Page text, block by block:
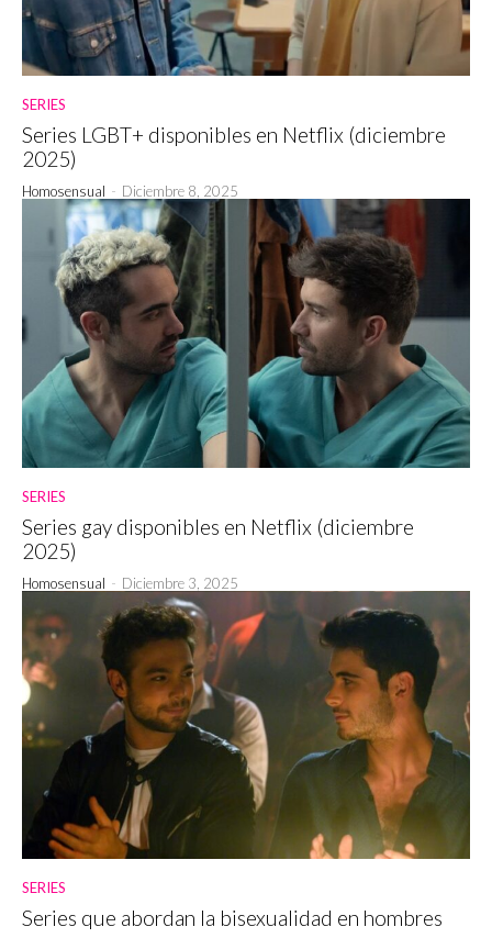
SERIES
Series LGBT+ disponibles en Netflix (diciembre
2025)
Homosensual - Diciembre 8, 2025
SERIES
Series gay disponibles en Netflix (diciembre
2025)
Homosensual - Diciembre 3, 2025
SERIES
Series que abordan la bisexualidad en hombres